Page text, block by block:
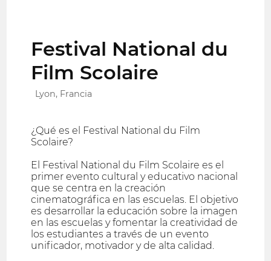
Festival National du
Film Scolaire
Lyon, Francia
¿Qué es el Festival National du Film
Scolaire?
El Festival National du Film Scolaire es el
primer evento cultural y educativo nacional
que se centra en la creación
cinematográfica en las escuelas. El objetivo
es desarrollar la educación sobre la imagen
en las escuelas y fomentar la creatividad de
los estudiantes a través de un evento
unificador, motivador y de alta calidad.